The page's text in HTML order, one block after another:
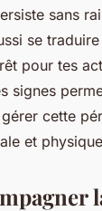
sans
se
pour tes
signes
cette
et